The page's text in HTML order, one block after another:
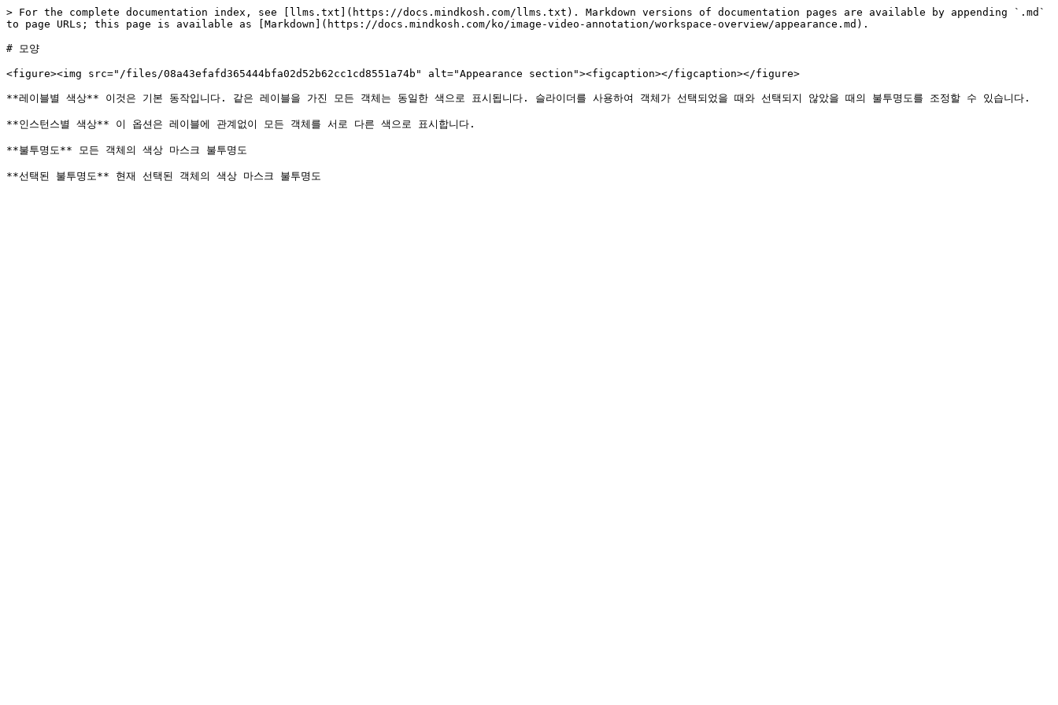
> For the complete documentation index, see [llms.txt](https://docs.mindkosh.com/llms.txt). Markdown versions of documentation pages are available by appending `.md`
to page URLs; this page is available as [Markdown](https://docs.mindkosh.com/ko/image-video-annotation/workspace-overview/appearance.md).
# 모양
<figure><img src="/files/08a43efafd365444bfa02d52b62cc1cd8551a74b" alt="Appearance section"><figcaption></figcaption></figure>
**레이블별 색상** 이것은 기본 동작입니다. 같은 레이블을 가진 모든 객체는 동일한 색으로 표시됩니다. 슬라이더를 사용하여 객체가 선택되었을 때와 선택되지 않았을 때의 불투명도를 조정할 수 있습니다.
**인스턴스별 색상** 이 옵션은 레이블에 관계없이 모든 객체를 서로 다른 색으로 표시합니다.
**불투명도** 모든 객체의 색상 마스크 불투명도